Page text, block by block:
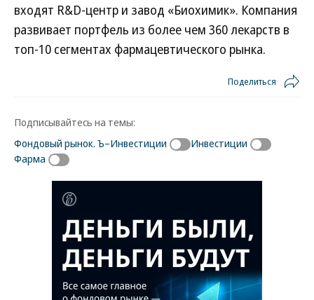
входят R&D-центр и завод «Биохимик». Компания
развивает портфель из более чем 360 лекарств в
топ-10 сегментах фармацевтического рынка.
Поделиться
Подписывайтесь на темы:
Фондовый рынок. Ъ–Инвестиции
Инвестиции
Фарма